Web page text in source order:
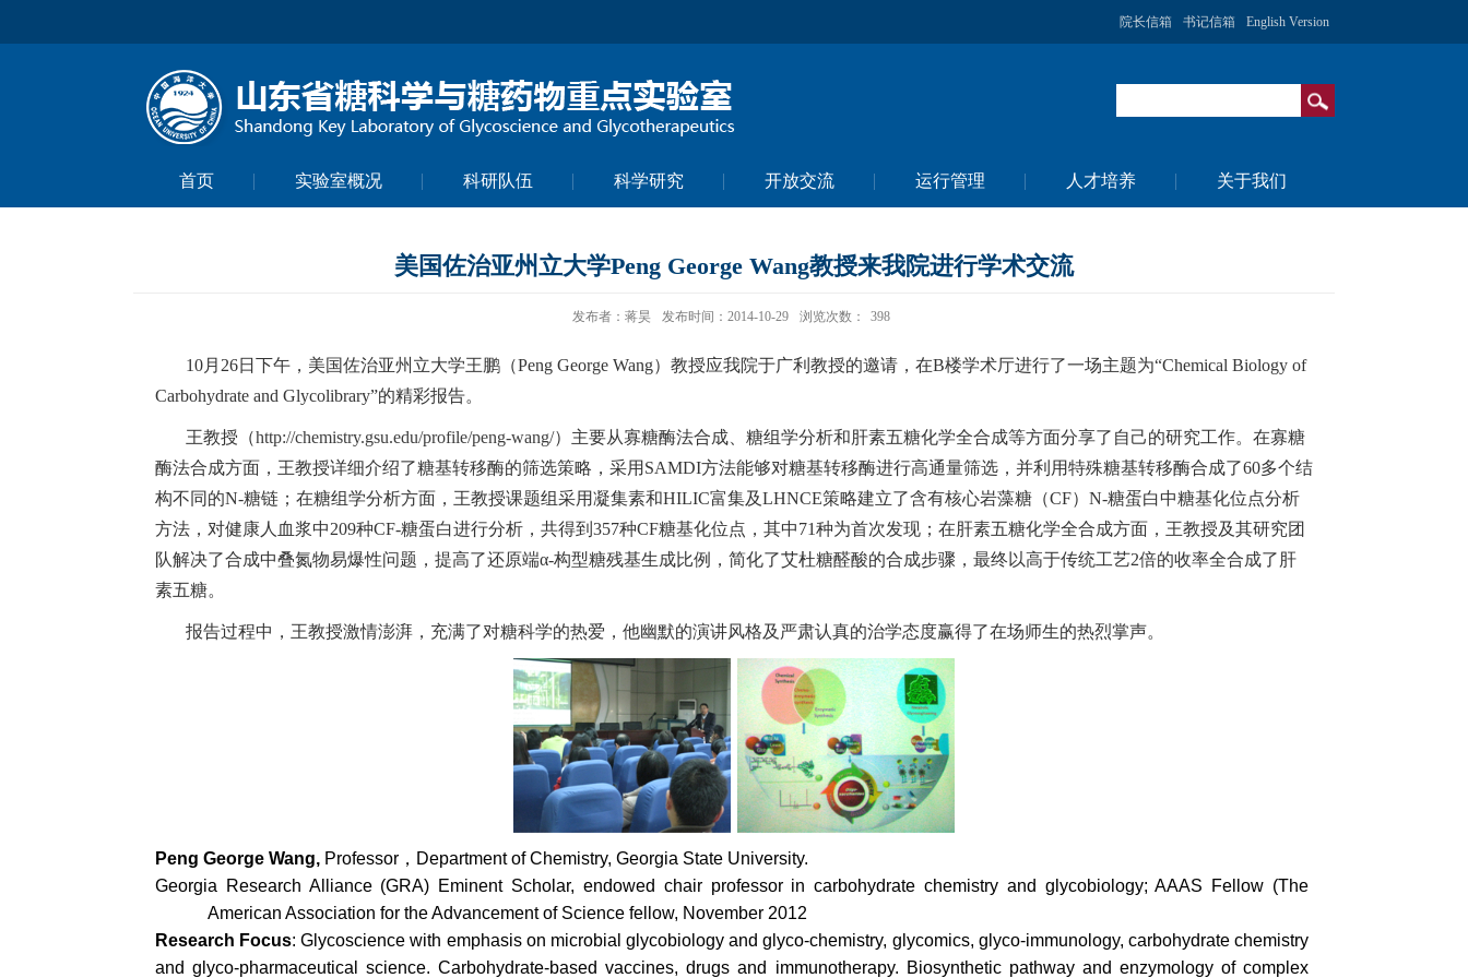
院长信箱 书记信箱 English Version
首页 实验室概况 科研队伍 科学研究 开放交流 运行管理 人才培养 关于我们
美国佐治亚州立大学Peng George Wang教授来我院进行学术交流
发布者：蒋昊 发布时间：2014-10-29 浏览次数： 398
10月26日下午，美国佐治亚州立大学王鹏（Peng George Wang）教授应我院于广利教授的邀请，在B楼学术厅进行了一场主题为“Chemical Biology of
Carbohydrate and Glycolibrary”的精彩报告。
王教授（http://chemistry.gsu.edu/profile/peng-wang/）主要从寡糖酶法合成、糖组学分析和肝素五糖化学全合成等方面分享了自己的研究工作。在寡糖
酶法合成方面，王教授详细介绍了糖基转移酶的筛选策略，采用SAMDI方法能够对糖基转移酶进行高通量筛选，并利用特殊糖基转移酶合成了60多个结
构不同的N-糖链；在糖组学分析方面，王教授课题组采用凝集素和HILIC富集及LHNCE策略建立了含有核心岩藻糖（CF）N-糖蛋白中糖基化位点分析
方法，对健康人血浆中209种CF-糖蛋白进行分析，共得到357种CF糖基化位点，其中71种为首次发现；在肝素五糖化学全合成方面，王教授及其研究团
队解决了合成中叠氮物易爆性问题，提高了还原端α-构型糖残基生成比例，简化了艾杜糖醛酸的合成步骤，最终以高于传统工艺2倍的收率全合成了肝
素五糖。
报告过程中，王教授激情澎湃，充满了对糖科学的热爱，他幽默的演讲风格及严肃认真的治学态度赢得了在场师生的热烈掌声。
Peng George Wang, Professor，Department of Chemistry, Georgia State University.
Georgia Research Alliance (GRA) Eminent Scholar, endowed chair professor in carbohydrate chemistry and glycobiology; AAAS Fellow (The
American Association for the Advancement of Science fellow, November 2012
Research Focus: Glycoscience with emphasis on microbial glycobiology and glyco-chemistry, glycomics, glyco-immunology, carbohydrate chemistry
and glyco-pharmaceutical science. Carbohydrate-based vaccines, drugs and immunotherapy. Biosynthetic pathway and enzymology of complex